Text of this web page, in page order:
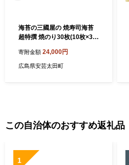
海苔の三國屋の 焼寿司海苔
超特撰 焼のり30枚(10枚×3袋
寄附金額 24,000円
広島県安芸太田町
この自治体のおすすめ返礼品
1